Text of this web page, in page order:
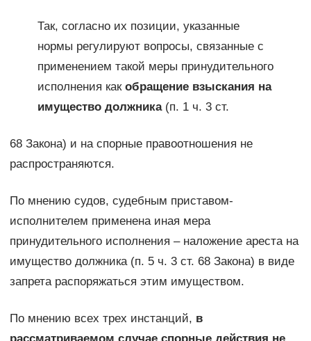
Так, согласно их позиции, указанные
нормы регулируют вопросы, связанные с
применением такой меры принудительного
исполнения как обращение взыскания на
имущество должника(п. 1 ч. 3 ст.
68 Закона) и на спорные правоотношения не
распространяются.
По мнению судов, судебным приставом-
исполнителем применена иная мера
принудительного исполнения – наложение ареста на
имущество должника (п. 5 ч. 3 ст. 68 Закона) в виде
запрета распоряжаться этим имуществом.
По мнению всех трех инстанций, в